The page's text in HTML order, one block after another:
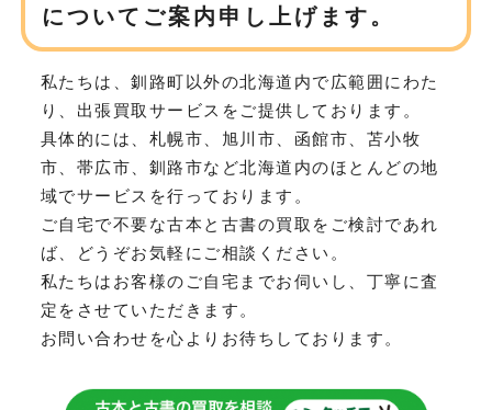
についてご案内申し上げます。
私たちは、釧路町以外の北海道内で広範囲にわた
り、 出張買取サービスをご提供しております。
具体的には、札幌市、旭川市、函館市、苫小牧
市、帯広市、釧路市など北海道内のほとんどの地
域でサービスを行っております。
ご自宅で不要な古本と古書の買取をご検討であれ
ば、どうぞお気軽にご相談ください。
私たちはお客様のご自宅までお伺いし、丁寧に査
定をさせていただきます。
お問い合わせを心よりお待ちしております。